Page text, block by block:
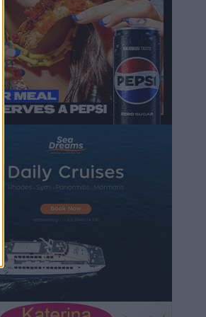
– Χατζηλαζάρου – Προχωρά
ξενοδοχείο στην Κω
Ειδήσεις• πριν 7 ώρες
μπήκε παράνομα σε
στο Μαστιχάρι –
όχημα με μητέρα και
πριν 7 ώρες
αντιμετώπιζε το
σαν ταινία τρόμου” – Η
μαρτυρία της Χαρούλας
στον RV για τα γεγονότα που
στο Σύμφωνο της Λέρου
Ειδήσεις• πριν 7 ώρες
με τον Γιάννη Κότσιρα στις